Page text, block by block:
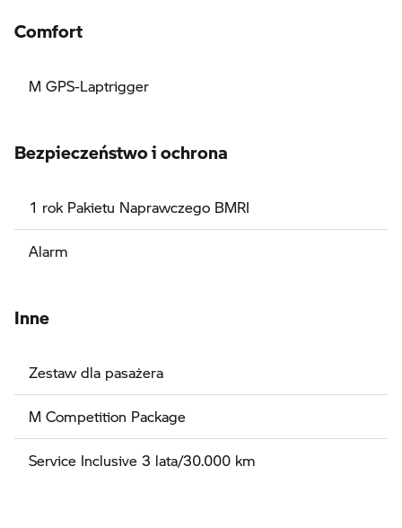
Comfort
M GPS-Laptrigger
Bezpieczeństwo i ochrona
1 rok Pakietu Naprawczego BMRI
Alarm
Inne
Zestaw dla pasażera
M Competition Package
Service Inclusive 3 lata/30.000 km